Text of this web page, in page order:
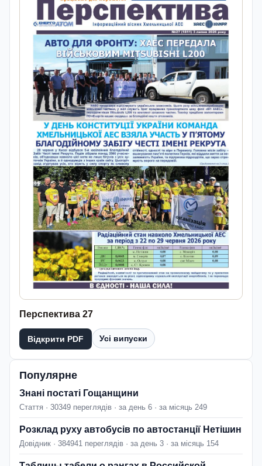
Перспектива 27
Відкрити PDF Усі випуски
Популярне
Знані постаті Гощанщини
Стаття · 30349 переглядів · за день 6 · за місяць 249
Розклад руху автобусів по автостанції Нетішин
Довідник · 384941 переглядів · за день 3 · за місяць 154